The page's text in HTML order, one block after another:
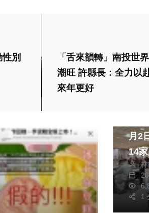
別
「舌來韻轉」南投世
潮旺 許縣長：全力以
來年更好
月2日登
14
1